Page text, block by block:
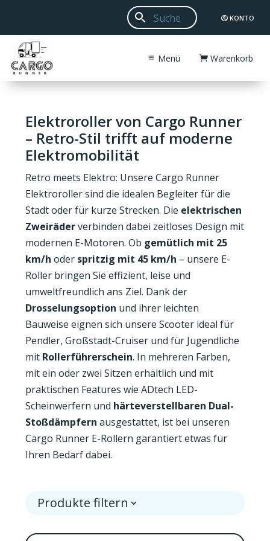
KONTO
Menü Warenkorb
Elektroroller von Cargo Runner
– Retro-Stil trifft auf moderne
Elektromobilität
Retro meets Elektro: Unsere Cargo Runner
Elektroroller sind die idealen Begleiter für die
Stadt oder für kurze Strecken. Die elektrischen
Zweiräderverbinden dabei zeitloses Design mit
modernen E-Motoren. Ob gemütlich mit 25
km/hoder spritzig mit 45 km/h – unsere E-
Roller bringen Sie effizient, leise und
umweltfreundlich ans Ziel. Dank der
Drosselungsoption und ihrer leichten
Bauweise eignen sich unsere Scooter ideal für
Pendler, Großstadt-Cruiser und für Jugendliche
mit Rollerführerschein. In mehreren Farben,
mit ein oder zwei Sitzen erhältlich und mit
praktischen Features wie ADtech LED-
Scheinwerfern und härteverstellbaren Dual-
Stoßdämpfernausgestattet, ist bei unseren
Cargo Runner E-Rollern garantiert etwas für
Ihren Bedarf dabei.
Produkte filtern